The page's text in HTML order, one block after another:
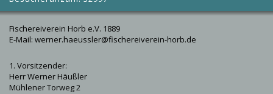
Fischereiverein Horb e.V. 1889
E-Mail: werner.haeussler@fischereiverein-horb.de
1. Vorsitzender:
Herr Werner Häußler
Mühlener Torweg 2